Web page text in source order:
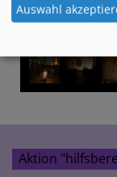
Aktion
Auswahl